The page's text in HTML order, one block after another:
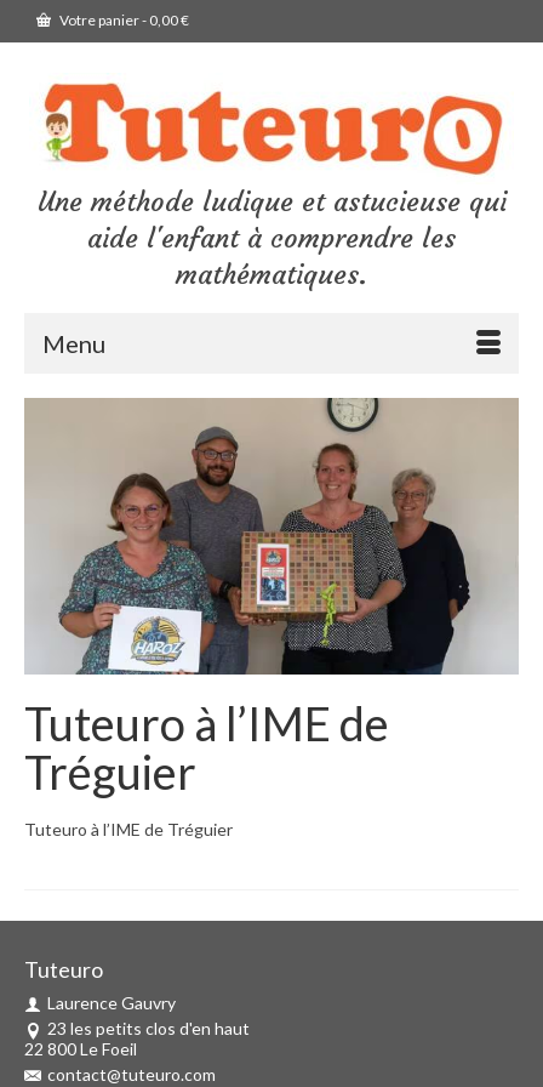
Votre panier- 0,00€
Une méthode ludique et astucieuse qui
aide l'enfant à comprendre les
mathématiques.
Menu
Tuteuro à l’IME de
Tréguier
Tuteuro à l’IME de Tréguier
Tuteuro
Laurence Gauvry
23 les petits clos d'en haut
22 800 Le Foeil
contact@tuteuro.com